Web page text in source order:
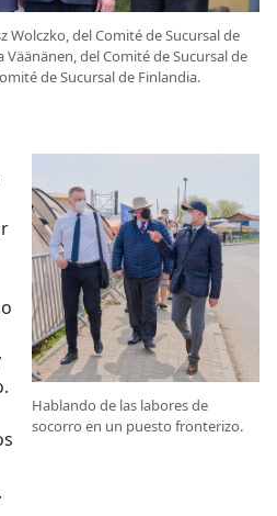
Wolczko, del Comité de Sucursal de
Väänänen, del Comité de Sucursal de
de Sucursal de Finlandia.
Hablando de las labores de
socorro en un puesto fronterizo.